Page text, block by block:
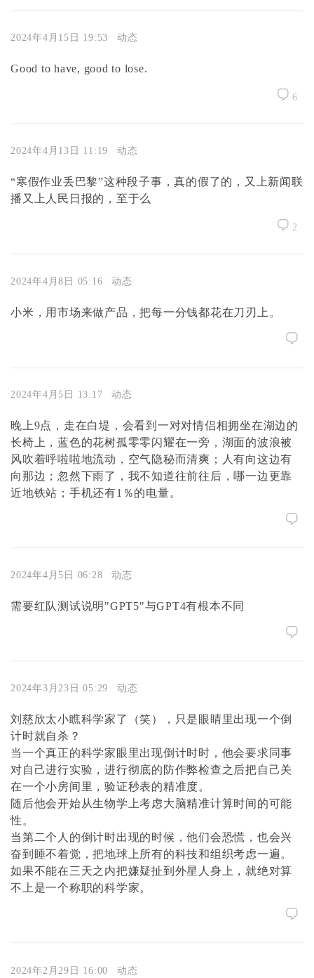
2024年4月15日 19:53 动态
Good to have, good to lose.
6
2024年4月13日 11:19 动态
“寒假作业丢巴黎”这种段子事，真的假了的，又上新闻联
播又上人民日报的，至于么
2
2024年4月8日 05:16 动态
小米，用市场来做产品，把每一分钱都花在刀刃上。
2024年4月5日 13:17 动态
晚上9点，走在白堤，会看到一对对情侣相拥坐在湖边的
长椅上，蓝色的花树孤零零闪耀在一旁，湖面的波浪被
风吹着呼啦啦地流动，空气隐秘而清爽；人有向这边有
向那边；忽然下雨了，我不知道往前往后，哪一边更靠
近地铁站；手机还有1％的电量。
2024年4月5日 06:28 动态
需要红队测试说明"GPT5"与GPT4有根本不同
2024年3月23日 05:29 动态
刘慈欣太小瞧科学家了（笑），只是眼睛里出现一个倒
计时就自杀？
当一个真正的科学家眼里出现倒计时时，他会要求同事
对自己进行实验，进行彻底的防作弊检查之后把自己关
在一个小房间里，验证秒表的精准度。
随后他会开始从生物学上考虑大脑精准计算时间的可能
性。
当第二个人的倒计时出现的时候，他们会恐慌，也会兴
奋到睡不着觉，把地球上所有的科技和组织考虑一遍。
如果不能在三天之内把嫌疑扯到外星人身上，就绝对算
不上是一个称职的科学家。
2024年2月29日 16:00 动态